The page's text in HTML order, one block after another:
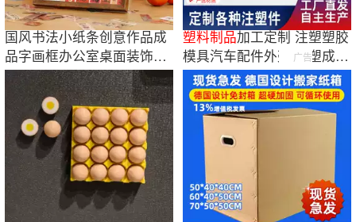
国风书法小纸条创意作品成
品字画框办公室桌面装饰复
古相框摆台
塑料制品加工定制 注塑塑胶
模具汽车配件外壳 注塑成型
塑料异形件
广告